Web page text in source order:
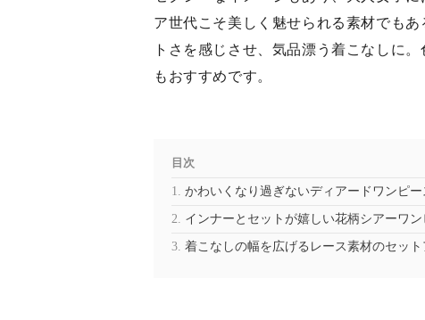
ア世代こそ美しく魅せられる素材でも
トさを感じさせ、気品漂う着こなしに
もおすすめです。
目次
かわいくなり過ぎないディアードワンピー
インナーとセットが嬉しい花柄シアーワン
着こなしの幅を広げるレース素材のセッ